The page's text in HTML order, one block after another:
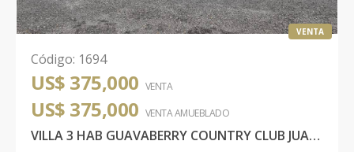
VENTA
Código: 1694
US$ 375,000 VENTA
US$ 375,000 VENTA AMUEBLADO
VILLA 3 HAB GUAVABERRY COUNTRY CLUB JUAN DOLIO